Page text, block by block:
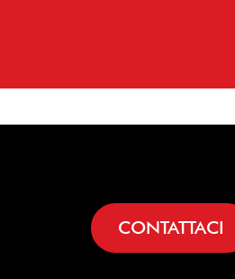
CONTATTACI